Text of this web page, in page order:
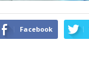
Facebook